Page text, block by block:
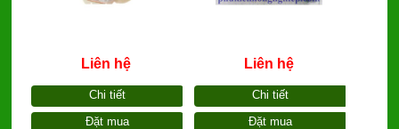
Liên hệ
Chi tiết
Đặt mua
Liên hệ
Chi tiết
Đặt mua